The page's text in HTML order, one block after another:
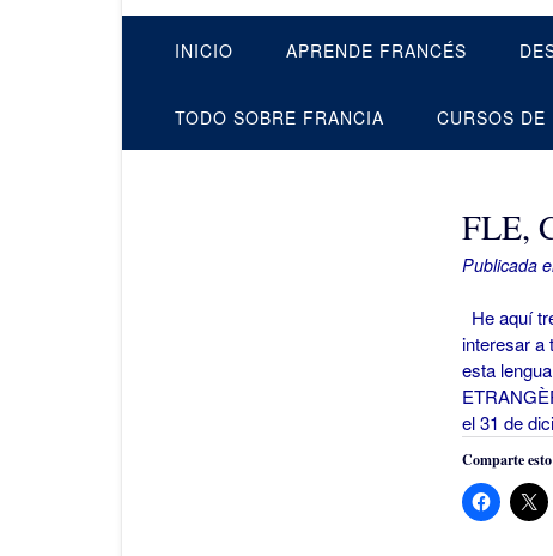
INICIO APRENDE FRANCÉS
TODO SOBRE FRANCIA CURSOS DE
FLE,
Publicada
He aquí
interesar a
esta
el 31 de
Comparte